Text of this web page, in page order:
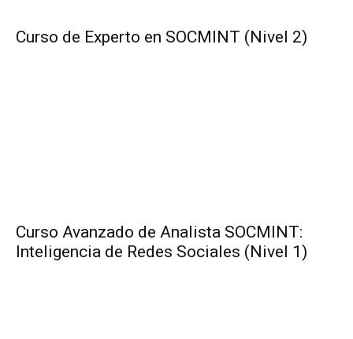
Curso de Experto en SOCMINT (Nivel 2)
Curso Avanzado de Analista SOCMINT:
Inteligencia de Redes Sociales (Nivel 1)